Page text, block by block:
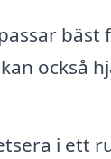
bäst
också
i ett